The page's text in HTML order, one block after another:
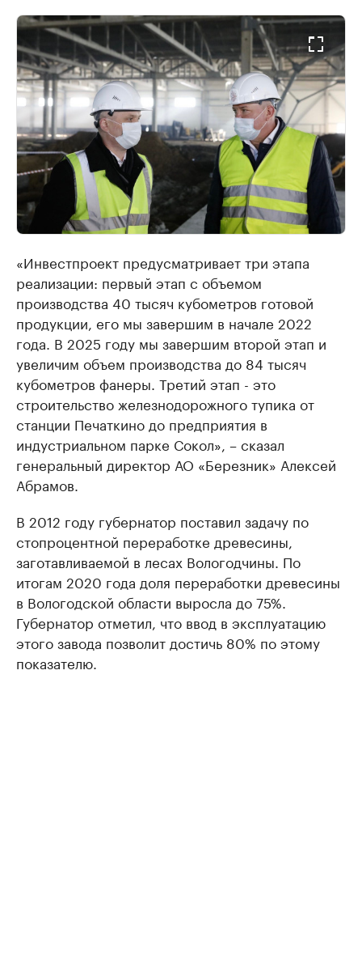
«Инвестпроект предусматривает три этапа
реализации: первый этап с объемом
производства 40 тысяч кубометров готовой
продукции, его мы завершим в начале 2022
года. В 2025 году мы завершим второй этап и
увеличим объем производства до 84 тысяч
кубометров фанеры. Третий этап - это
строительство железнодорожного тупика от
станции Печаткино до предприятия в
индустриальном парке Сокол», – сказал
генеральный директор АО «Березник» Алексей
Абрамов.
В 2012 году губернатор поставил задачу по
стопроцентной переработке древесины,
заготавливаемой в лесах Вологодчины. По
итогам 2020 года доля переработки древесины
в Вологодской области выросла до 75%.
Губернатор отметил, что ввод в эксплуатацию
этого завода позволит достичь 80% по этому
показателю.